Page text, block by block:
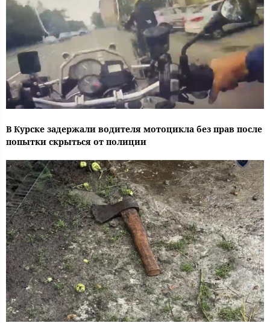
В Курске задержали водителя мотоцикла без прав после
попытки скрыться от полиции